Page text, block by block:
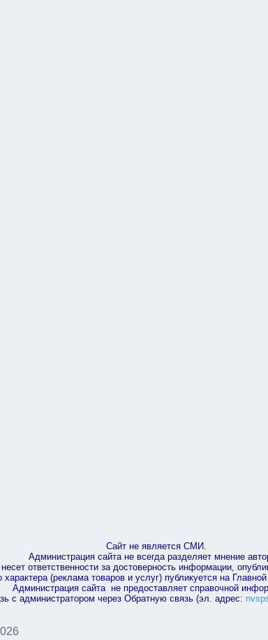
Сайт не является СМИ.
Администрация сайта не всегда разделяет мнение
ответственности за достоверность информации,
(реклама товаров и услуг) публикуется на
Администрация сайта не предоставляет справочной
с администратором через Обратную связь (эл. адрес: